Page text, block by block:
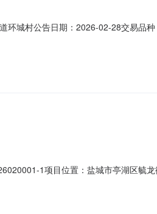
城村公告日期：2026-02-28交易品
道）：毓龙街道村（社区）：环城村
）文泽府邸商铺租赁项目位置：盐城
1项目位置：盐城市亭湖区毓
街道环城村项目四至东至：文泽路南